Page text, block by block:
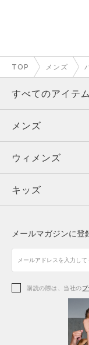
TOP メンズ
すべてのアイテム
メンズ
ウィメンズ
キッズ
アクセサリー
メンズ
トップス
ボトムス
アクセサリー
ウィメンズ
トップス
シューズ
アクセサリー
キッズ
シューズ
メールマガジンに登
購読の際は、当社の